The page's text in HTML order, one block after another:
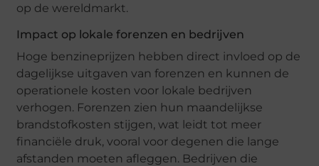
op de wereldmarkt.
Impact op lokale forenzen en bedrijven
Hoge benzineprijzen hebben direct invloed op de
dagelijkse uitgaven van forenzen en kunnen de
operationele kosten voor lokale bedrijven
verhogen. Forenzen zien hun maandelijkse
brandstofkosten stijgen, wat leidt tot meer
financiële druk, vooral voor degenen die lange
afstanden moeten afleggen. Bedrijven die